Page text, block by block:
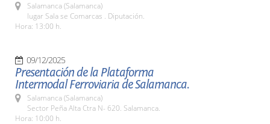
Salamanca (Salamanca)
lugar Sala se Comarcas . Diputación.
Hora: 13:00 h.
09/12/2025
Presentación de la Plataforma
Intermodal Ferroviaria de Salamanca.
Salamanca (Salamanca)
Sector Peña Alta Ctra N- 620. Salamanca.
Hora: 10:00 h.